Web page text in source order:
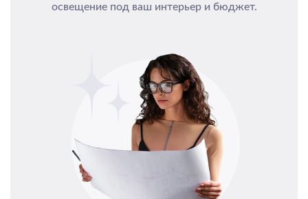
освещение под ваш интерьер и бюджет.